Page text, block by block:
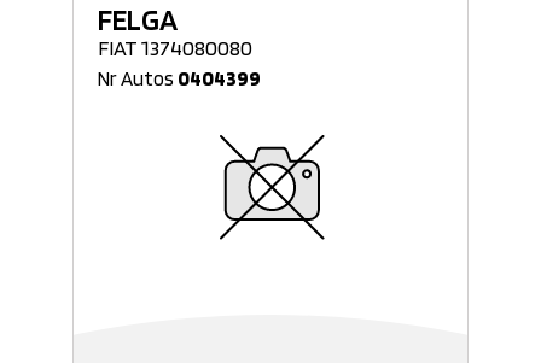
FELGA
FIAT 1374080080
Nr Autos 0404399